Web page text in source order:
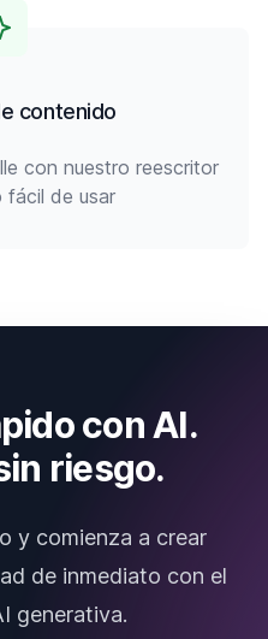
contenido
con nuestro reescritor
de usar
con AI.
riesgo.
y comienza a crear
de inmediato con el
generativa.